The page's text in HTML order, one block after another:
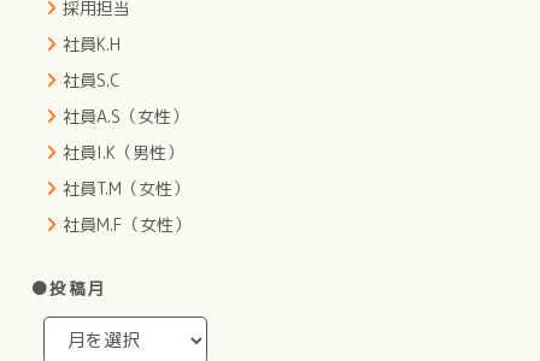
採用担当
社員K.H
社員S.C
社員A.S（女性）
社員I.K（男性）
社員T.M（女性）
社員M.F（女性）
●投稿月